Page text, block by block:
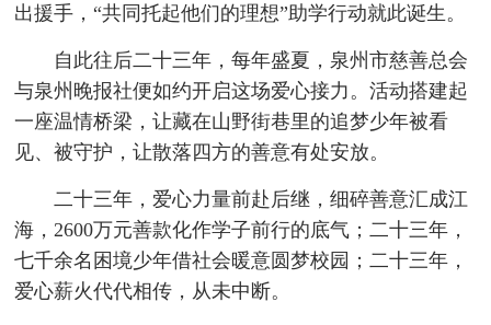
出援手，“共同托起他们的理想”助学行动就此诞生。
自此往后二十三年，每年盛夏，泉州市慈善总会
与泉州晚报社便如约开启这场爱心接力。活动搭建起
一座温情桥梁，让藏在山野街巷里的追梦少年被看
见、被守护，让散落四方的善意有处安放。
二十三年，爱心力量前赴后继，细碎善意汇成江
海，2600万元善款化作学子前行的底气；二十三年，
七千余名困境少年借社会暖意圆梦校园；二十三年，
爱心薪火代代相传，从未中断。